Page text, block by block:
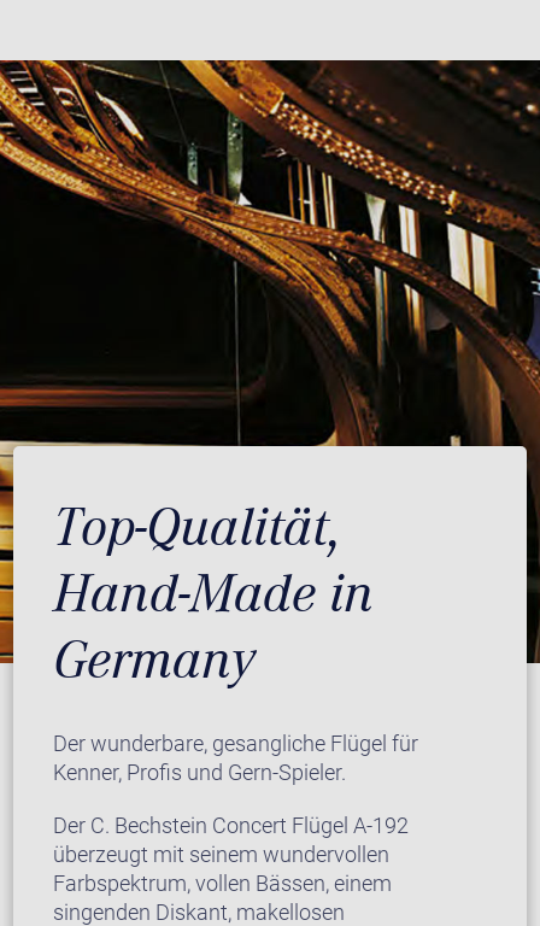
Top-Qualität,
Hand-Made in
Germany
Der wunderbare, gesangliche Flügel für
Kenner, Profis und Gern-Spieler.
Der C. Bechstein Concert Flügel A-192
überzeugt mit seinem wundervollen
Farbspektrum, vollen Bässen, einem
singenden Diskant, makellosen